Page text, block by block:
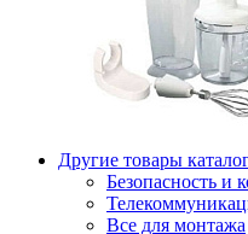
Другие товары
Безопасность и
Все для монтажа